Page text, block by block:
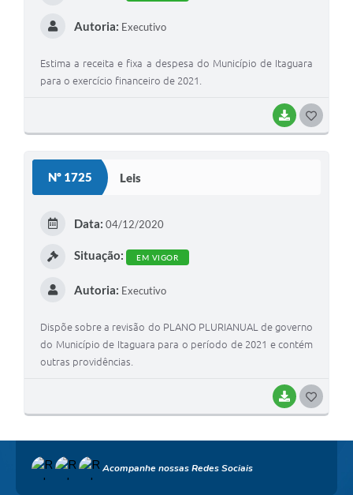
BAIXAR
Autoria: Executivo
Estima a receita e fixa a despesa do Município de Itaguara
para o exercício financeiro de 2021.
Nº 1725 Leis
BAIXAR
Data: 04/12/2020
Situação: EM VIGOR
Autoria: Executivo
Dispõe sobre a revisão do PLANO PLURIANUAL de governo
do Município de Itaguara para o período de 2021 e contém
outras providências.
Acompanhe nossas Redes Sociais